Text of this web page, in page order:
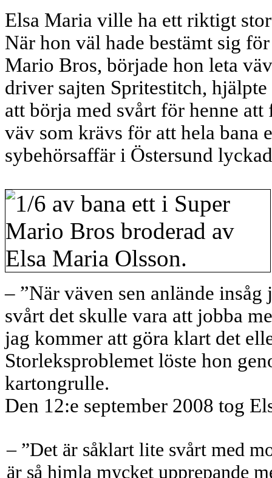
Elsa Maria ville ha ett riktigt
När hon väl hade bestämt sig
Mario Bros, började hon leta
driver sajten Spritestitch,
att börja med svårt för henne
väv som krävs för att hela bana
sybehörsaffär i Östersund
– ”När väven sen anlände
svårt det skulle vara att jobba
jag kommer att göra klart det
Storleksproblemet löste hon
kartongrulle.
Den 12:e september 2008 tog
– ”Det är såklart lite svårt med
är så himla mycket upprepande